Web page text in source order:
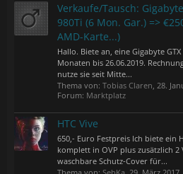
Verkaufe/Tausch:
980Ti (6 Mon. Gar.) =>
AMD-Karte...)
Hallo. Biete an, eine Gigabyte
Monaten bis 26.06.2019.
nutze sie seit Mitte...
Thema von: Tobias Claren, 28.
Forum: Marktplatz
HTC Vive
650,- Euro Festpreis Ich biete ein
komplett in OVP plus zusätzlich 2
waschbare Schutz-Cover für...